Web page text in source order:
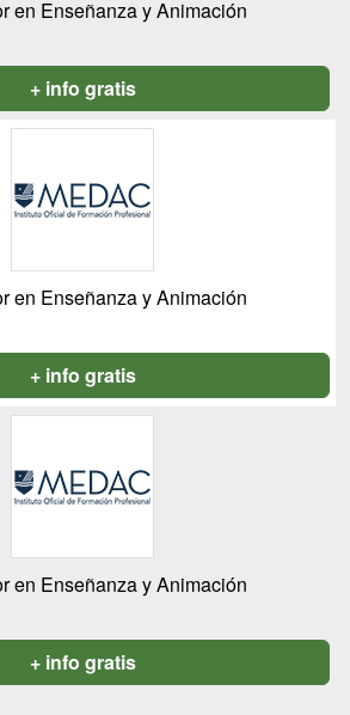
en Enseñanza y Animación
+ info gratis
en Enseñanza y Animación
+ info gratis
en Enseñanza y Animación
+ info gratis